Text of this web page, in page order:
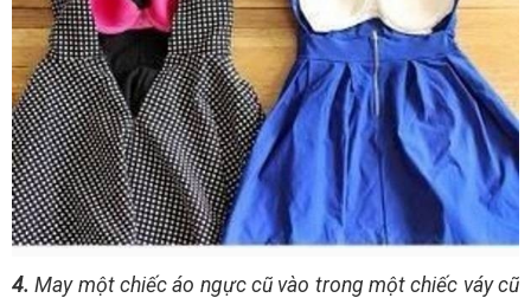
4. May một chiếc áo ngực cũ vào trong một chiếc váy cũ